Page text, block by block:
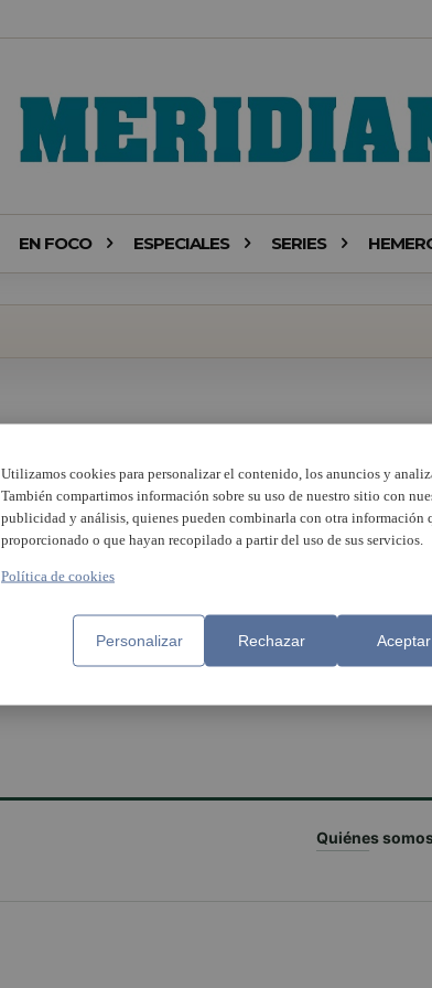
EN FOCO ESPECIALES SERIES
Quiénes
Utilizamos cookies para personalizar el contenido, los anuncios y
También compartimos información sobre su uso de nuestro sitio con
publicidad y análisis, quienes pueden combinarla con otra información
proporcionado o que hayan recopilado a partir del uso de sus servicios.
Política de cookies
Personalizar Rechazar Aceptar